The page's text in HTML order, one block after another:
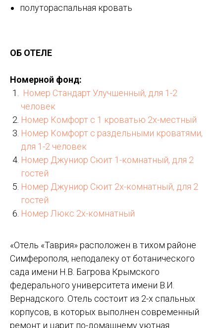
полутораспальная кровать
ОБ ОТЕЛЕ
Номерной фонд:
Номер Стандарт Улучшенный, для 1-2
человек
Номер Комфорт с 1 кроватью 2х-местный
Номер Комфорт с раздельными кроватями,
для 1-2 человек
Номер Джуниор Сюит 1-комнатный, для 2
гостей
Номер Джуниор Сюит 2х-комнатный, для 2
гостей
Номер Люкс 2х-комнатный
«Отель «Таврия» расположен в тихом районе
Симферополя, неподалеку от ботанического
сада имени Н.В. Багрова Крымского
федерального университета имени В.И.
Вернадского. Отель состоит из 2-х спальных
корпусов, в которых выполнен современный
ремонт и царит по-домашнему уютная